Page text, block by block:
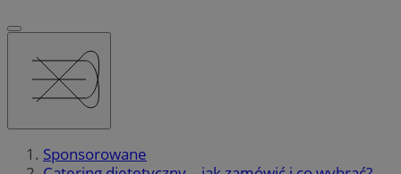
Sponsorowane